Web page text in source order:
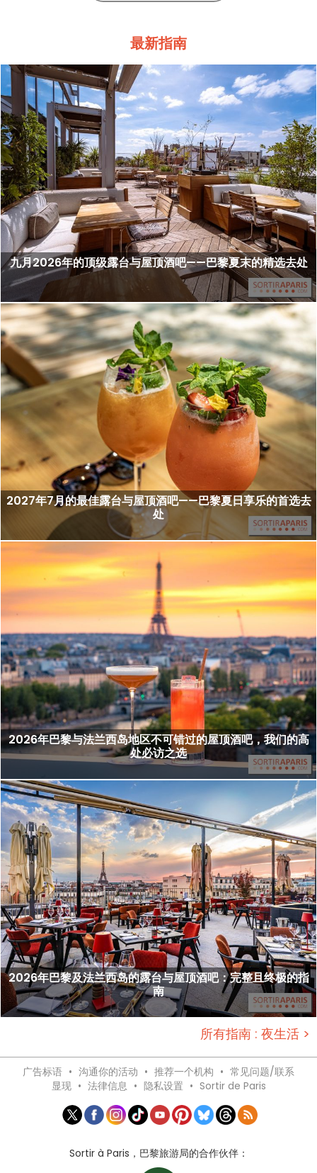
最新指南
九月2026年的顶级露台与屋顶酒吧——巴黎夏末的精选去处
2027年7月的最佳露台与屋顶酒吧——巴黎夏日享乐的首选去
处
2026年巴黎与法兰西岛地区不可错过的屋顶酒吧，我们的高
处必访之选
2026年巴黎及法兰西岛的露台与屋顶酒吧：完整且终极的指
南
所有指南 : 夜生活 >
广告标语 • 沟通你的活动 • 推荐一个机构 • 常见问题/联系
显现 • 法律信息 • 隐私设置 • Sortir de Paris
Sortir à Paris，巴黎旅游局的合作伙伴：